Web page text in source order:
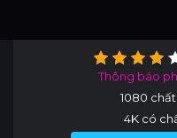
Thông báo
1080
4K có